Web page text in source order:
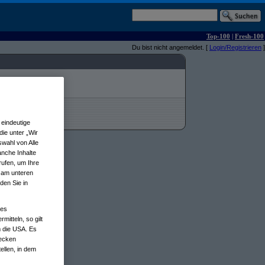
Top-100 | Fresh-100
Du bist nicht angemeldet. [ Login/Registrieren ]
unter „Wir
von Alle
Inhalte
um Ihre
unteren
Sie in
so gilt
die USA. Es
in dem